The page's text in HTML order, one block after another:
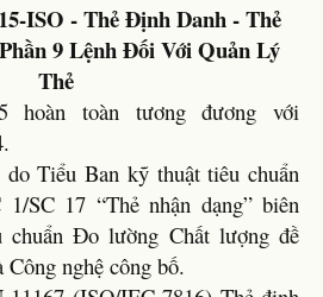
ISO - Thẻ Định Danh - Thẻ
9 Lệnh Đối Với Quản Lý
Thẻ
hoàn toàn tương đương với
Tiểu Ban kỹ thuật tiêu chuẩn
SC 17 “Thẻ nhận dạng” biên
chuẩn Đo lường Chất lượng đề
nghệ công bố.